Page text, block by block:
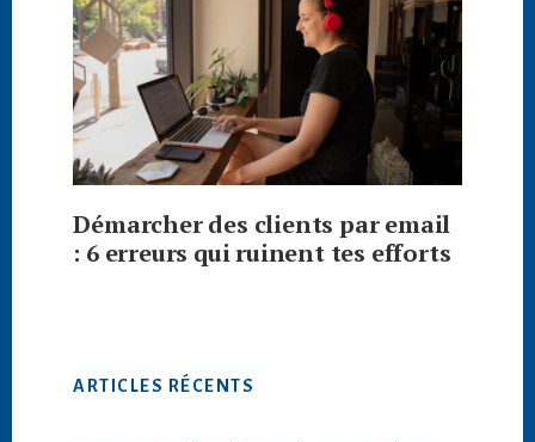
Démarcher des clients par email
: 6 erreurs qui ruinent tes efforts
ARTICLES RÉCENTS